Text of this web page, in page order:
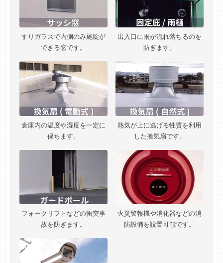
すりガラスで内側のみ施錠が
できる窓です。
出入口に雨が流れ落ちるのを
防ぎます。
倉庫内の温度や湿度を一定に
保ちます。
熱気が上に逃げる性質を利用
した換気扇です。
フォークリフトなどの衝突事
故を防ぎます。
火災警報機や消化器などの消
防設備を設置可能です。